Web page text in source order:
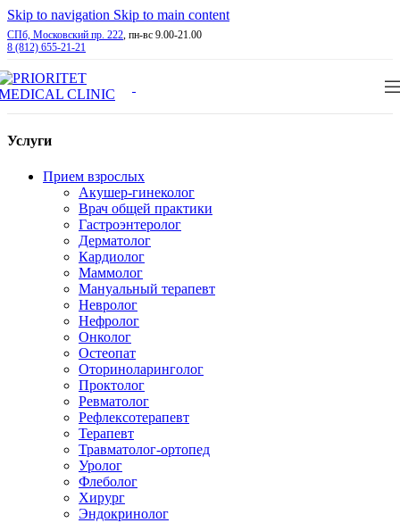
Skip to navigation Skip to main content
СПб, Московский пр. 222, пн-вс 9.00-21.00
8 (812) 655-21-21
Услуги
Прием взрослых
Акушер-гинеколог
Врач общей практики
Гастроэнтеролог
Дерматолог
Кардиолог
Маммолог
Мануальный терапевт
Невролог
Нефролог
Онколог
Остеопат
Оториноларинголог
Проктолог
Ревматолог
Рефлексотерапевт
Терапевт
Травматолог-ортопед
Уролог
Флеболог
Хирург
Эндокринолог